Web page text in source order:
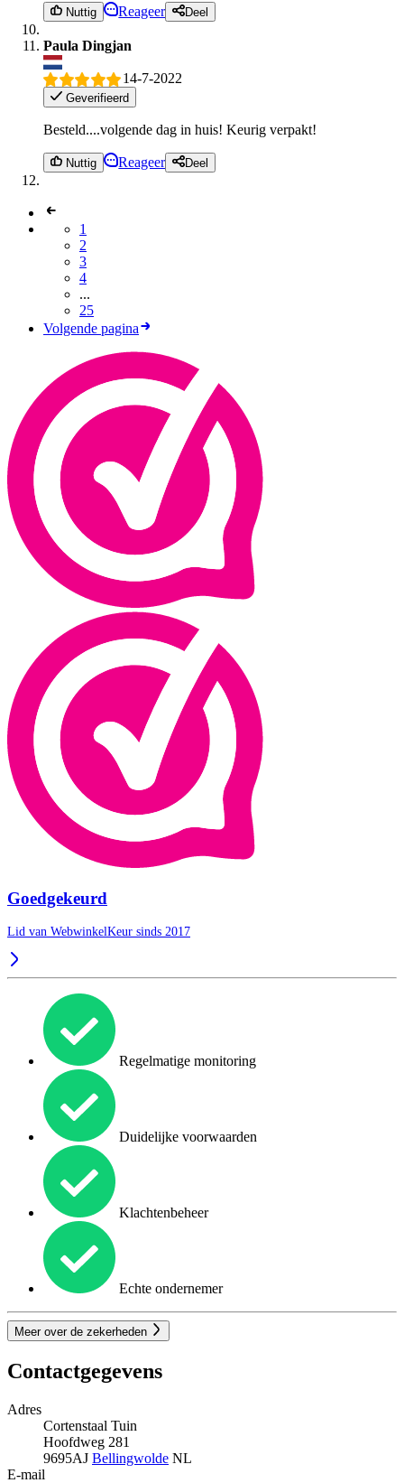
Nuttig Reageer Deel
Paula Dingjan
14-7-2022
Geverifieerd
Besteld....volgende dag in huis! Keurig verpakt!
Nuttig Reageer Deel
1
2
3
4
...
25
Volgende pagina
Goedgekeurd
Lid van WebwinkelKeur sinds 2017
Regelmatige monitoring
Duidelijke voorwaarden
Klachtenbeheer
Echte ondernemer
Meer over de zekerheden
Contactgegevens
Adres
Cortenstaal Tuin
Hoofdweg 281
9695AJ Bellingwolde NL
E-mail